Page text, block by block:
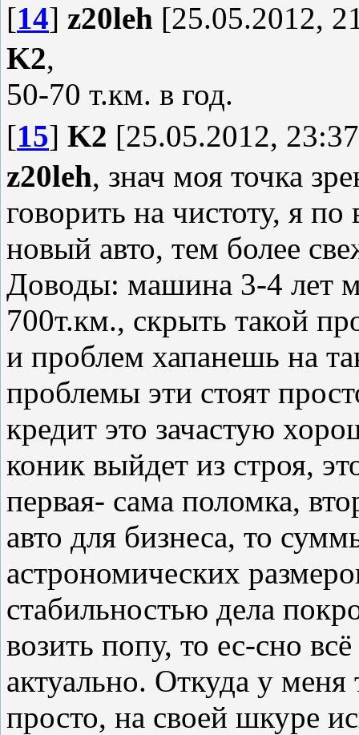
[14] z20leh [25.05.2012,
K2,
50-70 т.км. в год.
[15] K2 [25.05.2012,
z20leh, знач моя точка
говорить на чистоту, я
новый авто, тем более
Доводы: машина 3-4 лет
700т.км., скрыть такой
и проблем хапанешь на
проблемы эти стоят
кредит это зачастую
коник выйдет из строя,
первая- сама поломка,
авто для бизнеса, то
астрономических
стабильностью дела
возить попу, то ес-сно
актуально. Откуда у
просто, на своей шкуре